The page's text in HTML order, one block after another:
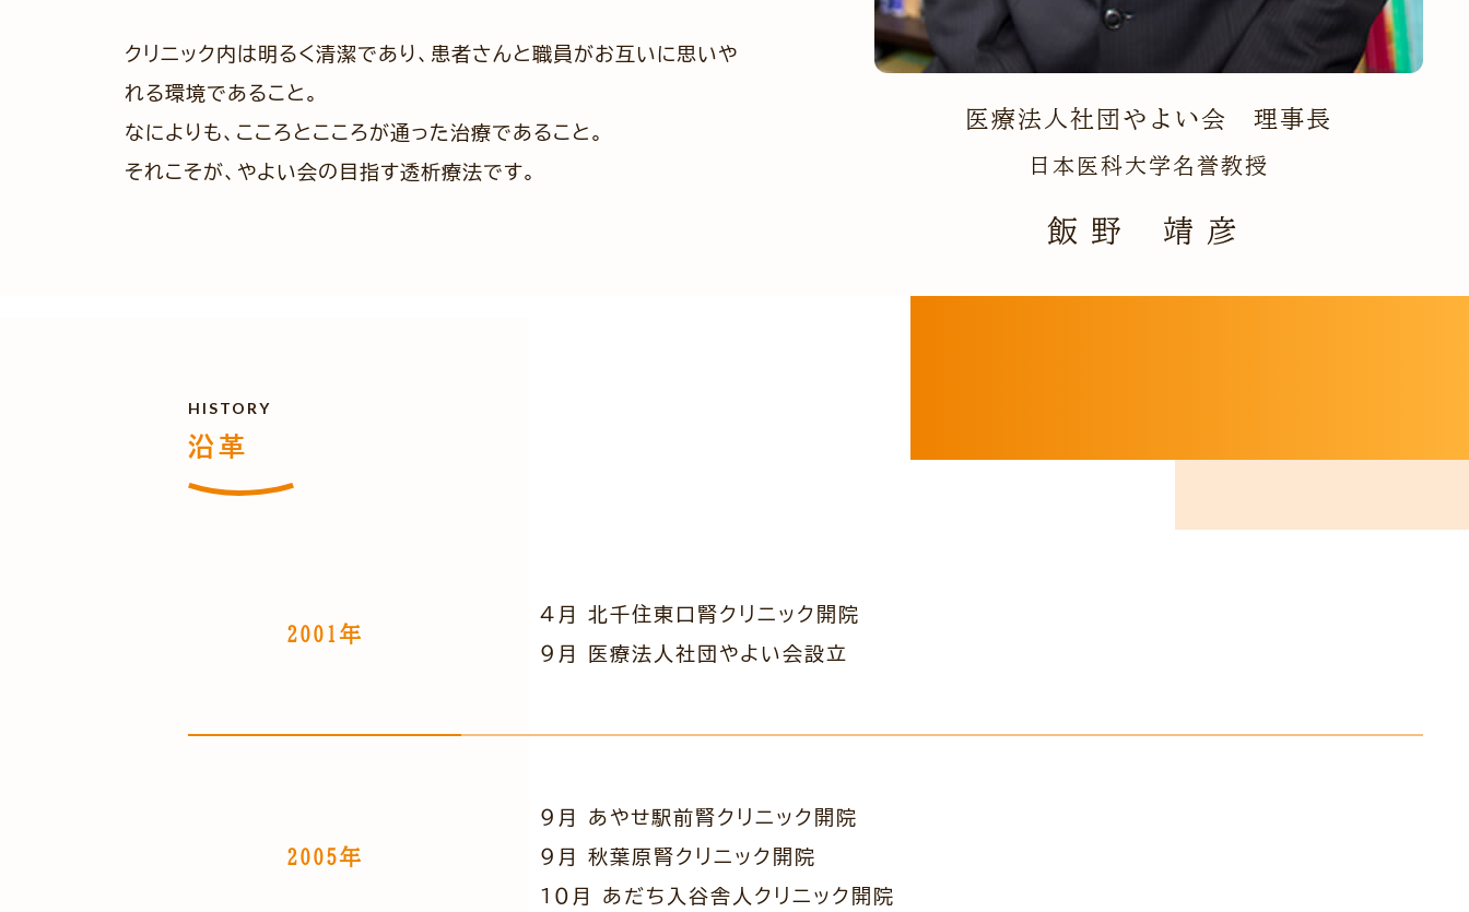
クリニック内は明るく清潔であり、患者さんと職員がお互いに思いや
れる環境であること。
なによりも、こころとこころが通った治療であること。
それこそが、やよい会の目指す透析療法です。
医療法人社団やよい会 理事長
日本医科大学名誉教授
飯野 靖彦
HISTORY
沿革
2001年
4月 北千住東口腎クリニック開院
9月 医療法人社団やよい会設立
2005年
9月 あやせ駅前腎クリニック開院
9月 秋葉原腎クリニック開院
10月 あだち入谷舎人クリニック開院